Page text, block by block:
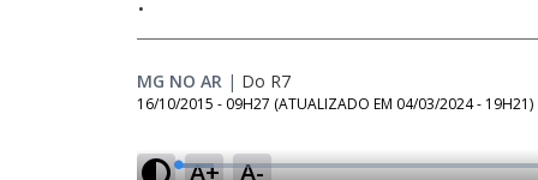
MG NO AR | Do R7
16/10/2015 - 09H27 (ATUALIZADO EM 04/03/2024 - 19H21)
A+ A-
L